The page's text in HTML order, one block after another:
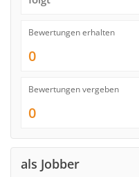
Bewertungen erhalten
0
Bewertungen vergeben
0
als Jobber